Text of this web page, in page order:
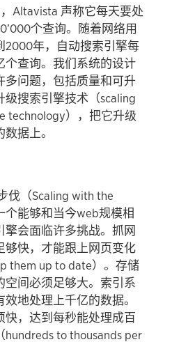
，Altavista 声称它每天要处
个查询。随着网络用
2000年，自动搜索引擎每
个查询。我们系统的设计
多问题，包括质量和可升
级搜索引擎技术（scaling
technology），把它升级
据上。
伐（Scaling with the
个能够和当今web规模相
擎会面临许多挑战。抓网
够快，才能跟上网页变化
them up to date）。存储
空间必须足够大。索引系
效地处理上千亿的数据。
快，达到每秒能处理成百
hundreds to thousands per